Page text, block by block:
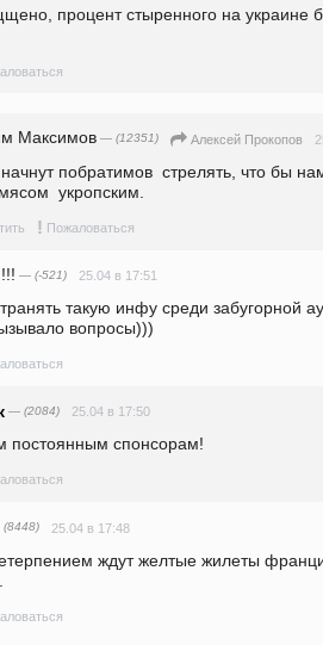
процент стыренного на украине
Максимов — (12351) Алексей Прокопов
побратимов  стрелять, что бы
укропским.
! Пожаловаться
— (-521) 25.04 в 17:51
такую инфу среди забугорной
вопросы)))
— (2084) 25.04 в 17:50
постоянным спонсорам!
25.04 в 17:48
ждут желтые жилеты